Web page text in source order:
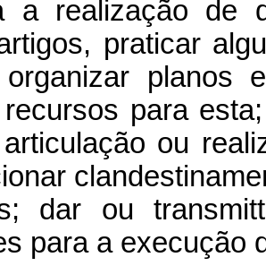
a realização de
praticar
organizar planos
para
ou
dar ou
para a execução